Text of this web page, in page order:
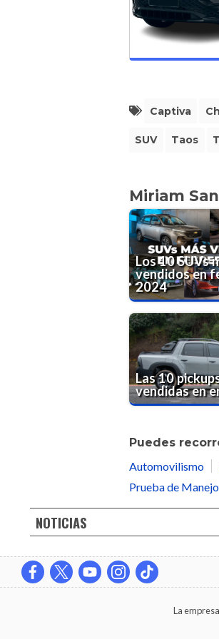
Captiva
SUV Taos
Miriam
Los 10 SUVs
vendidos en
2024
Las 10
vendidas en
Puedes
Automovilismo
Prueba de Manejo
NOTICIAS
La empresa